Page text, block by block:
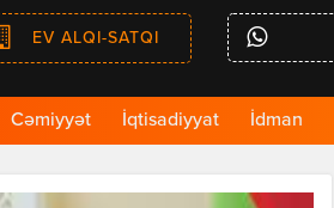
EV ALQI-SATQI
Cəmiyyət İqtisadiyyat İdman